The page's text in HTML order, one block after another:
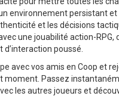
environnement persistant et
et les décisions
une jouabilité action-RPG,
d’interaction poussé.
avec vos amis en Coop et
moment. Passez
les autres joueurs et